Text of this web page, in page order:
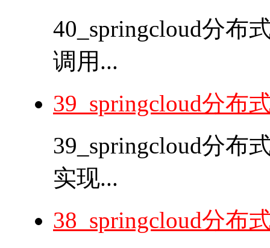
40_springcloud分布
调用...
39_springcloud分布
39_springcloud分布
实现...
38_springcloud分布